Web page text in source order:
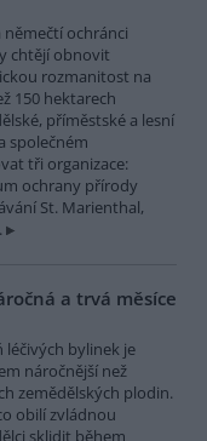
němečtí ochránci
chtějí obnovit
rozmanitost na
150 hektarech
příměstské a lesní
společném
tři organizace:
ochrany přírody
St. Marienthal,
a trvá měsíce
léčivých bylinek je
náročnější než
zemědělských plodin.
obilí zvládnou
sklidit během